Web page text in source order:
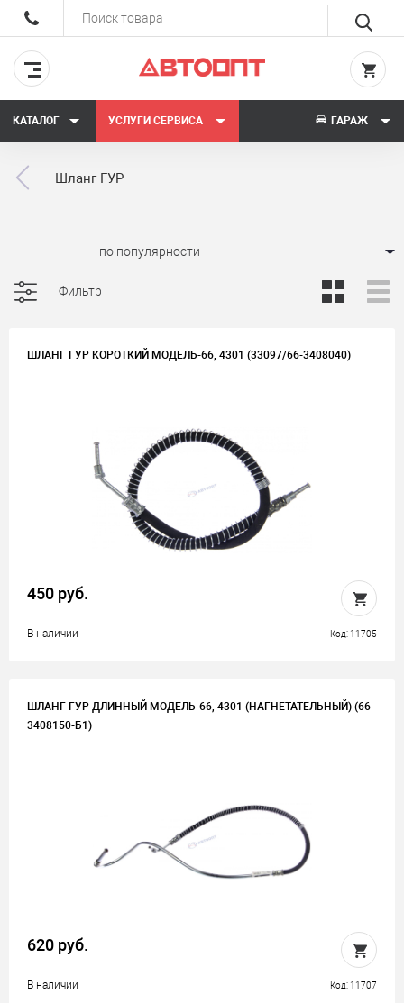
КАТАЛОГ УСЛУГИ СЕРВИСА ГАРАЖ
Шланг ГУР
Фильтр
ШЛАНГ ГУР КОРОТКИЙ МОДЕЛЬ-66, 4301 (33097/66-3408040)
450 руб.
В наличии Код: 11705
ШЛАНГ ГУР ДЛИННЫЙ МОДЕЛЬ-66, 4301 (НАГНЕТАТЕЛЬНЫЙ) (66-
3408150-Б1)
620 руб.
В наличии Код: 11707